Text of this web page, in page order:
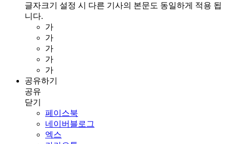
글자크기 설정 시 다른 기사의 본문도 동일하게 적용 됩
니다.
가
가
가
가
가
공유하기
공유
닫기
페이스북
네이버블로그
엑스